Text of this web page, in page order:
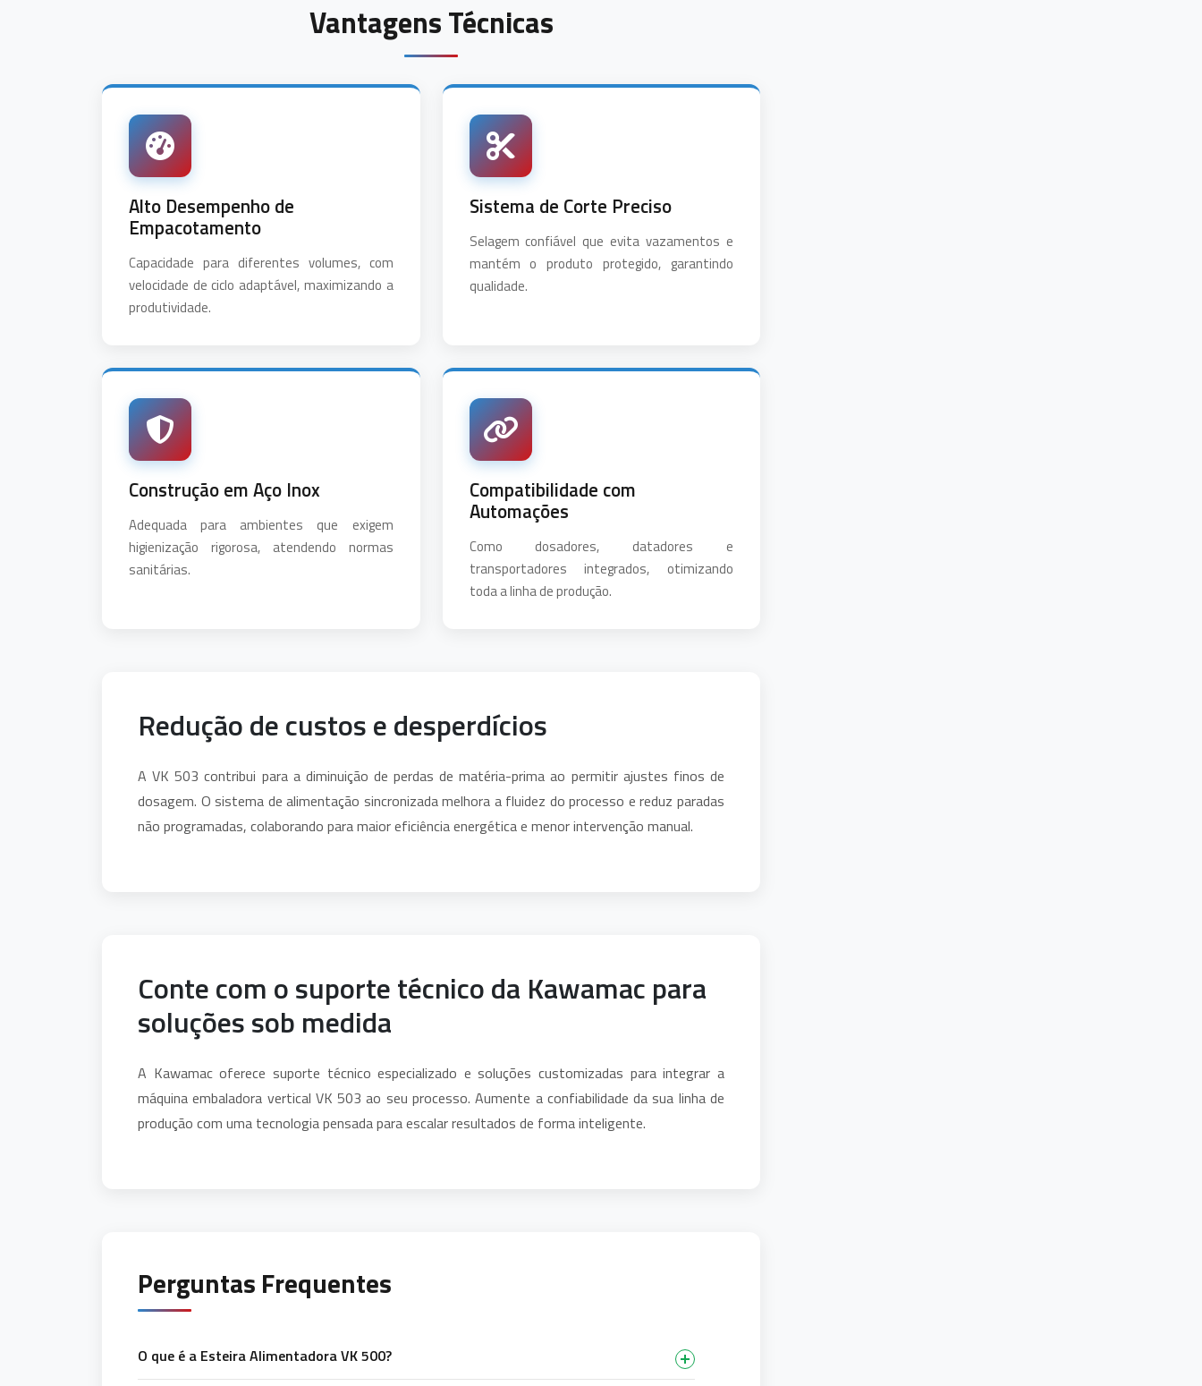
Vantagens Técnicas
Alto Desempenho de
Empacotamento
Capacidade para diferentes volumes, com
velocidade de ciclo adaptável, maximizando a
produtividade.
Sistema de Corte Preciso
Selagem confiável que evita vazamentos e
mantém o produto protegido, garantindo
qualidade.
Construção em Aço Inox
Adequada para ambientes que exigem
higienização rigorosa, atendendo normas
sanitárias.
Compatibilidade com
Automações
Como dosadores, datadores e
transportadores integrados, otimizando
toda a linha de produção.
Redução de custos e desperdícios
A VK 503 contribui para a diminuição de perdas de matéria-prima ao permitir ajustes finos de
dosagem. O sistema de alimentação sincronizada melhora a fluidez do processo e reduz paradas
não programadas, colaborando para maior eficiência energética e menor intervenção manual.
Conte com o suporte técnico da Kawamac para
soluções sob medida
A Kawamac oferece suporte técnico especializado e soluções customizadas para integrar a
máquina embaladora vertical VK 503 ao seu processo. Aumente a confiabilidade da sua linha de
produção com uma tecnologia pensada para escalar resultados de forma inteligente.
Perguntas Frequentes
O que é a Esteira Alimentadora VK 500?